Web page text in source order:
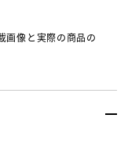
画像と実際の商品の